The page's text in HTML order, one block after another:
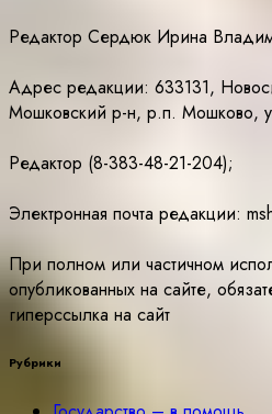
Редактор Сердюк Ирина
Адрес редакции: 633131,
Мошковский р-н, р.п. Мошково,
Редактор (8-383-48-21-204);
Электронная почта редакции:
При полном или частичном
опубликованных на сайте,
гиперссылка на сайт
Рубрики